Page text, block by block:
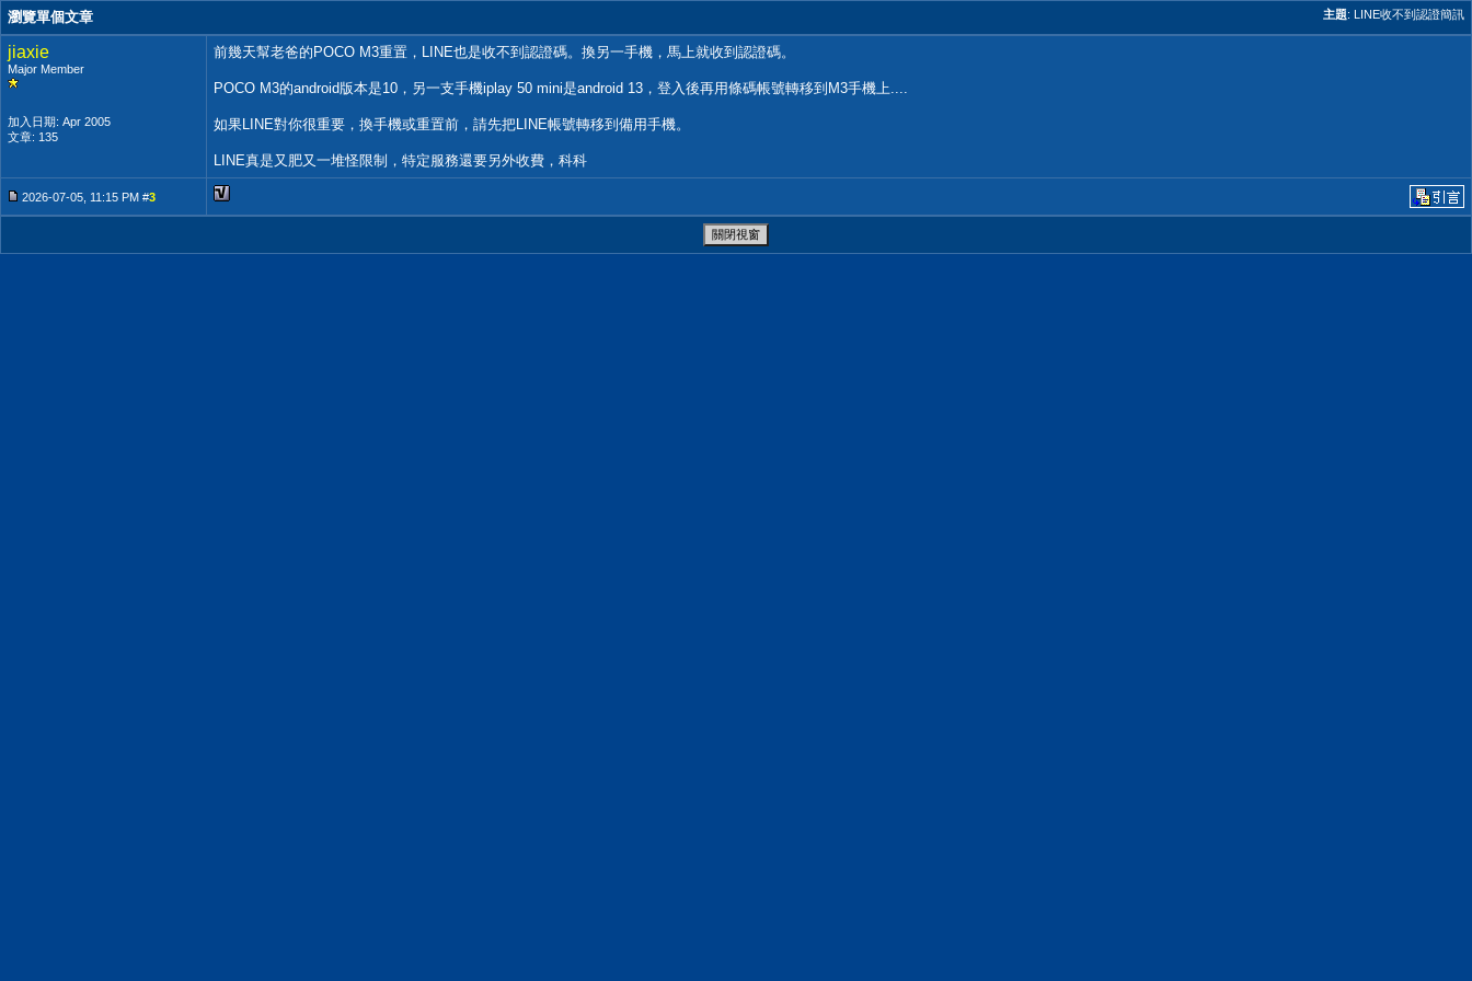
主題: LINE收不到認證簡訊
瀏覽單個文章
jiaxie
Major Member
加入日期: Apr 2005
文章: 135
前幾天幫老爸的POCO M3重置，LINE也是收不到認證碼。換另一手機，馬上就收到認證碼。
POCO M3的android版本是10，另一支手機iplay 50 mini是android 13，登入後再用條碼帳號轉移到M3手機上....
如果LINE對你很重要，換手機或重置前，請先把LINE帳號轉移到備用手機。
LINE真是又肥又一堆怪限制，特定服務還要另外收費，科科
2026-07-05, 11:15 PM #3